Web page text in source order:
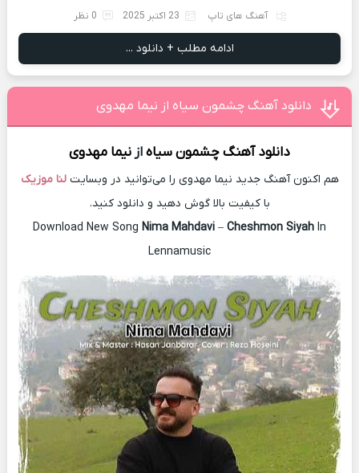
آهنگ های تاپ 23 اکتبر 2025 0 نظر
ادامه مطلب + دانلود ...
دانلود آهنگ چشمون سیاه از نیما مهدوی
دانلود آهنگچشمون سیاهازنیما مهدوی
هم اکنون آهنگ جدید نیما مهدوی را می‌توانید در وبسایتلنا موزیک
با کیفیت بالا گوش دهید و دانلود کنید.
Download New Song Nima Mahdavi – Cheshmon Siyah In
Lennamusic